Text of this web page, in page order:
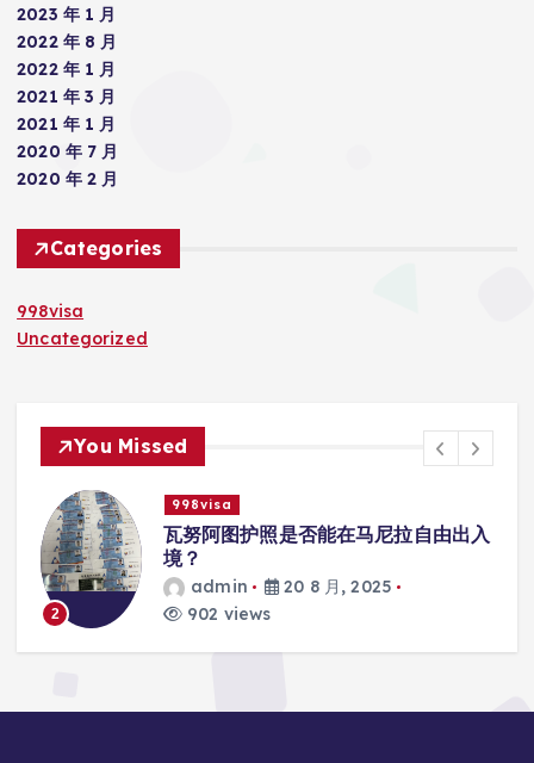
2023 年 1 月
2022 年 8 月
2022 年 1 月
2021 年 3 月
2021 年 1 月
2020 年 7 月
2020 年 2 月
Categories
998visa
Uncategorized
You Missed
998visa
瓦努阿图护照是否能在马尼拉自由出入
境？
admin
20 8 月, 2025
902 views